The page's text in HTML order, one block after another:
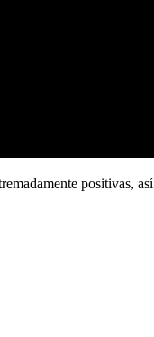
positivas,